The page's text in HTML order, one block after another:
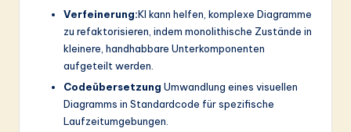
Verfeinerung:KI kann helfen, komplexe Diagramme
zu refaktorisieren, indem monolithische Zustände in
kleinere, handhabbare Unterkomponenten
aufgeteilt werden.
Codeübersetzung Umwandlung eines visuellen
Diagramms in Standardcode für spezifische
Laufzeitumgebungen.